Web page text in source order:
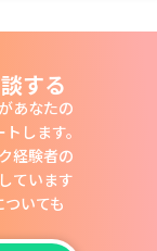
する
あなたの
します。
経験者の
ています
いても